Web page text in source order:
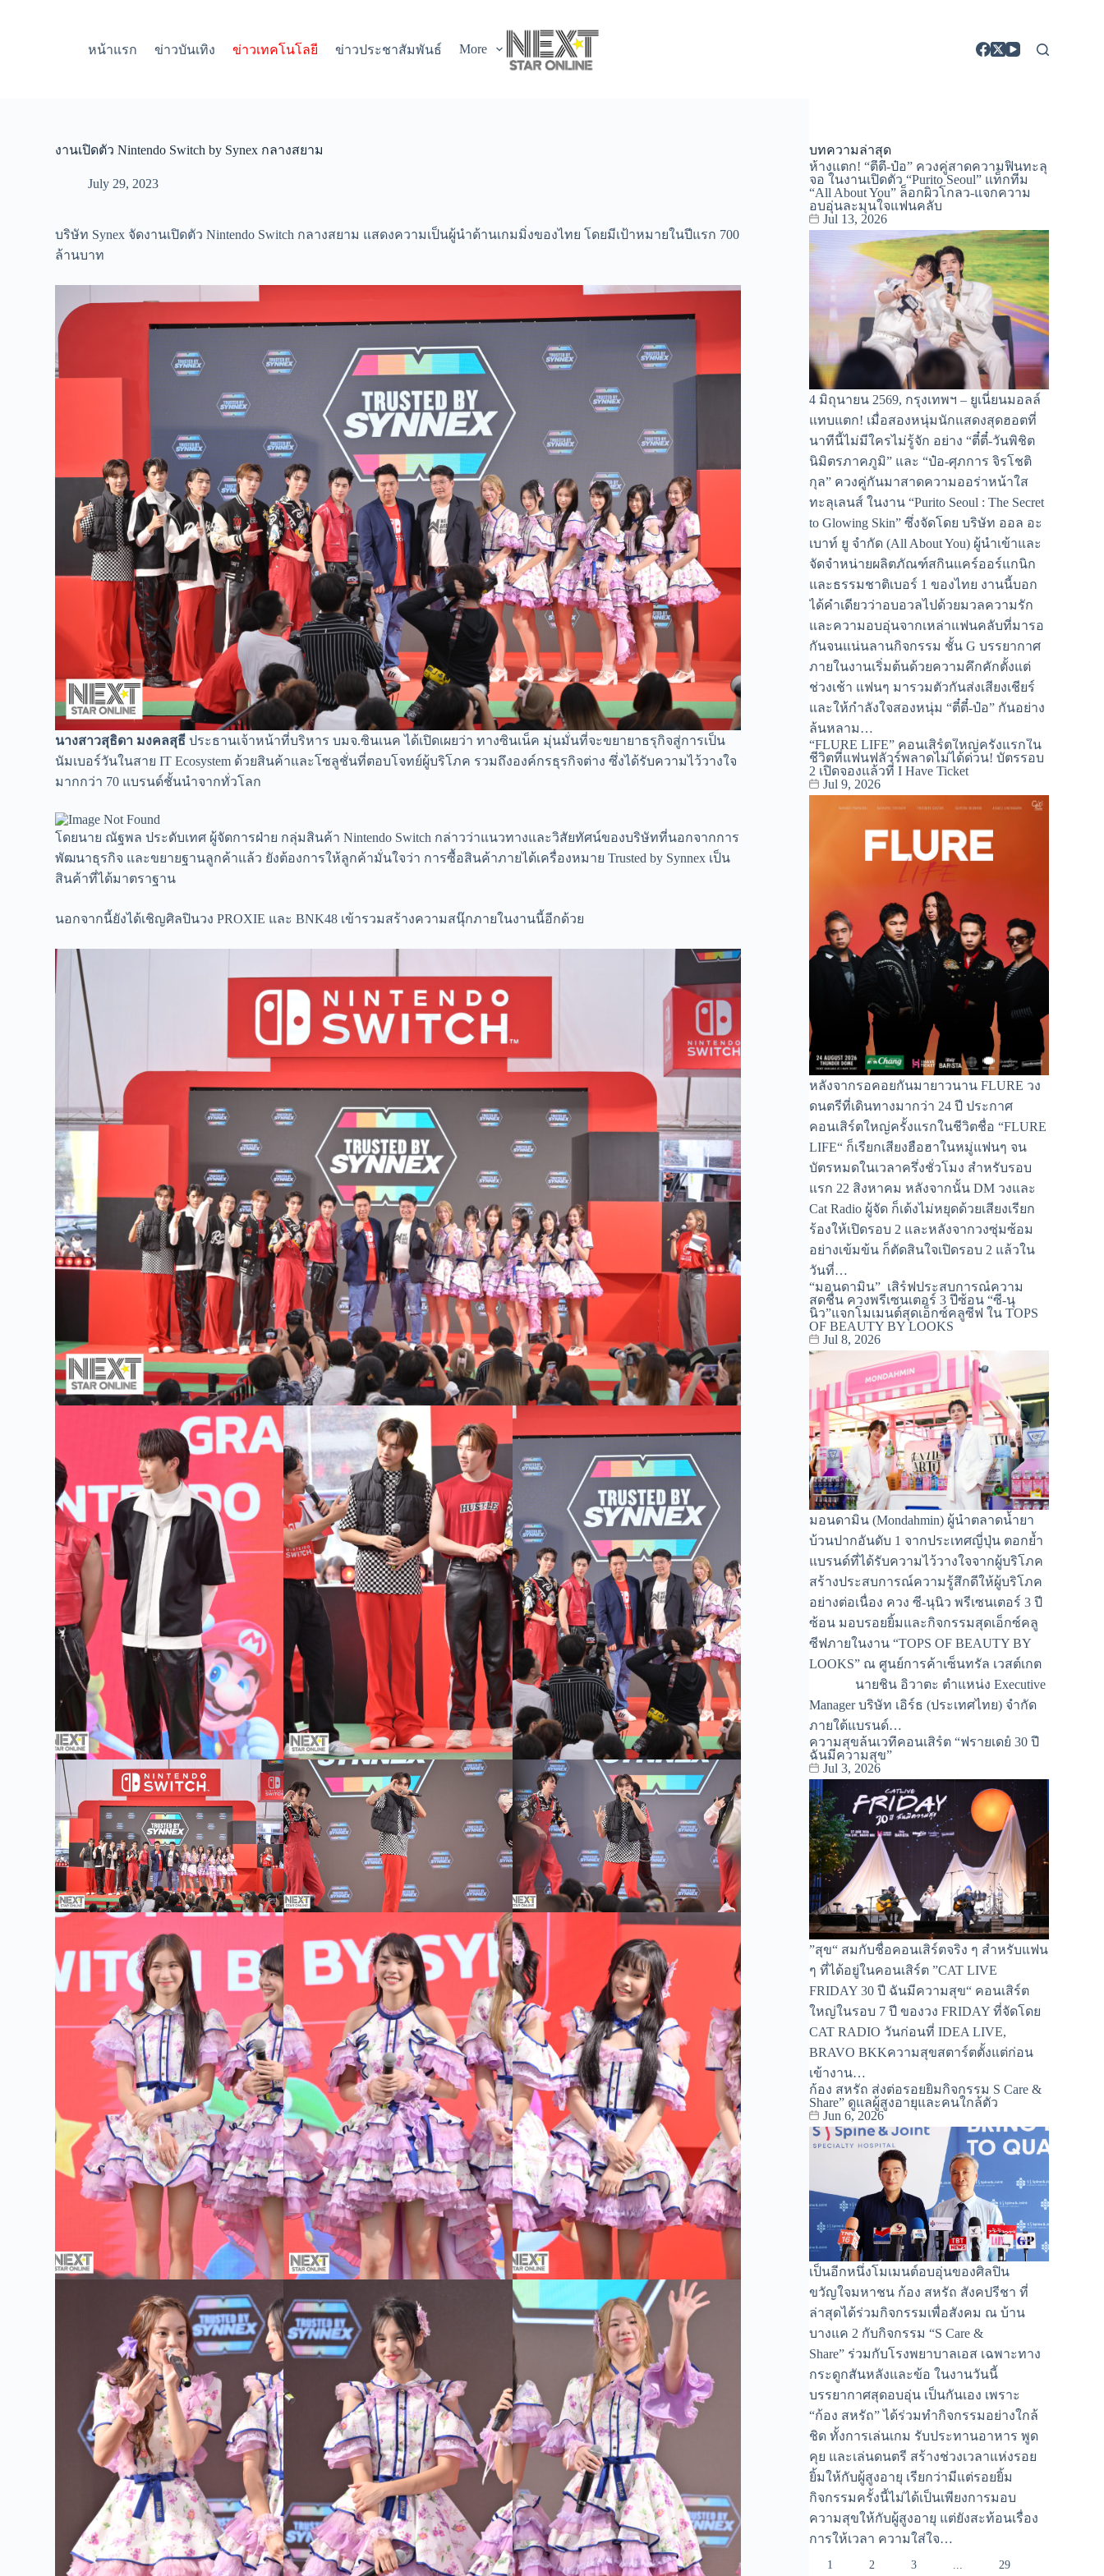
หน้าแรก ข่าวบันเทิง ข่าวเทคโนโลยี ข่าวประชาสัมพันธ์ More
งานเปิดตัว Nintendo Switch by Synex กลางสยาม
July 29, 2023
บริษัท Synex จัดงานเปิดตัว Nintendo Switch กลางสยาม แสดงความเป็นผู้นำด้านเกมมิ่งของไทย โดยมีเป้าหมายในปีแรก 700
ล้านบาท
นางสาวสุธิดา มงคลสุธีประธานเจ้าหน้าที่บริหาร บมจ.ซินเนค ได้เปิดเผยว่า ทางซินเน็ค มุ่นมั่นที่จะขยายาธรุกิจสู่การเป็น
นัมเบอร์วันในสาย IT Ecosystem ด้วยสินค้าและโซลูชั่นที่ตอบโจทย์ผู้บริโภค รวมถึงองค์กรธุรกิจต่าง ซึ่งได้รับความไว้วางใจ
มากกว่า 70 แบรนด์ชั้นนำจากทั่วโลก
โดยนาย ณัฐพล ประดับเทศ ผู้จัดการฝ่าย กลุ่มสินค้า Nintendo Switch กล่าวว่าแนวทางและวิสัยทัศน์ของบริษัทที่นอกจากการ
พัฒนาธุรกิจ และขยายฐานลูกค้าแล้ว ยังต้องการให้ลูกค้ามั่นใจว่า การซื้อสินค้าภายได้เครื่องหมาย Trusted by Synnex เป็น
สินค้าที่ได้มาตราฐาน
นอกจากนี้ยังได้เชิญศิลปินวง PROXIE และ BNK48 เข้ารวมสร้างความสนุ๊กภายในงานนี้อีกด้วย
บทความล่าสุด
ห้างแตก! “ตี๋ตี๋-ป๋อ” ควงคู่สาดความฟินทะลุ
จอ ในงานเปิดตัว “Purito Seoul” แท็กทีม
“All About You” ล็อกผิวโกลว-แจกความ
อบอุ่นละมุนใจแฟนคลับ
Jul 13, 2026
4 มิถุนายน 2569, กรุงเทพฯ – ยูเนี่ยนมอลล์
แทบแตก! เมื่อสองหนุ่มนักแสดงสุดฮอตที่
นาทีนี้ไม่มีใครไม่รู้จัก อย่าง “ตี๋ตี๋-วันพิชิต
นิมิตรภาคภูมิ” และ “ป๋อ-ศุภการ จิรโชติ
กุล” ควงคู่กันมาสาดความออร่าหน้าใส
ทะลุเลนส์ ในงาน “Purito Seoul : The Secret
to Glowing Skin” ซึ่งจัดโดย บริษัท ออล อะ
เบาท์ ยู จำกัด (All About You) ผู้นำเข้าและ
จัดจำหน่ายผลิตภัณฑ์สกินแคร์ออร์แกนิก
และธรรมชาติเบอร์ 1 ของไทย งานนี้บอก
ได้คำเดียวว่าอบอวลไปด้วยมวลความรัก
และความอบอุ่นจากเหล่าแฟนคลับที่มารอ
กันจนแน่นลานกิจกรรม ชั้น G บรรยากาศ
ภายในงานเริ่มต้นด้วยความคึกคักตั้งแต่
ช่วงเช้า แฟนๆ มารวมตัวกันส่งเสียงเชียร์
และให้กำลังใจสองหนุ่ม “ตี๋ตี๋-ป๋อ” กันอย่าง
ล้นหลาม…
“FLURE LIFE” คอนเสิร์ตใหญ่ครั้งแรกใน
ชีวิตที่แฟนฟลัวร์พลาดไม่ได้ด่วน! บัตรรอบ
2 เปิดจองแล้วที่ I Have Ticket
Jul 9, 2026
หลังจากรอคอยกันมายาวนาน FLURE วง
ดนตรีที่เดินทางมากว่า 24 ปี ประกาศ
คอนเสิร์ตใหญ่ครั้งแรกในชีวิตชื่อ “FLURE
LIFE“ ก็เรียกเสียงฮือฮาในหมู่แฟนๆ จน
บัตรหมดในเวลาครึ่งชั่วโมง สำหรับรอบ
แรก 22 สิงหาคม หลังจากนั้น DM วงและ
Cat Radio ผู้จัด ก็เด้งไม่หยุดด้วยเสียงเรียก
ร้องให้เปิดรอบ 2 และหลังจากวงซุ่มซ้อม
อย่างเข้มข้น ก็ตัดสินใจเปิดรอบ 2 แล้วใน
วันที่…
“มอนดามิน” เสิร์ฟประสบการณ์ความ
สดชื่น ควงพรีเซนเตอร์ 3 ปีซ้อน “ซี-นุ
นิว”แจกโมเมนต์สุดเอ็กซ์คลูซีฟ ใน TOPS
OF BEAUTY BY LOOKS
Jul 8, 2026
มอนดามิน (Mondahmin) ผู้นำตลาดน้ำยา
บ้วนปากอันดับ 1 จากประเทศญี่ปุ่น ตอกย้ำ
แบรนด์ที่ได้รับความไว้วางใจจากผู้บริโภค
สร้างประสบการณ์ความรู้สึกดีให้ผู้บริโภค
อย่างต่อเนื่อง ควง ซี-นุนิว พรีเซนเตอร์ 3 ปี
ซ้อน มอบรอยยิ้มและกิจกรรมสุดเอ็กซ์คลู
ซีฟภายในงาน “TOPS OF BEAUTY BY
LOOKS” ณ ศูนย์การค้าเซ็นทรัล เวสต์เกต
นายชิน อิวาตะ ตำแหน่ง Executive
Manager บริษัท เอิร์ธ (ประเทศไทย) จำกัด
ภายใต้แบรนด์…
ความสุขล้นเวทีคอนเสิร์ต “ฟรายเดย์ 30 ปี
ฉันมีความสุข”
Jul 3, 2026
”สุข“ สมกับชื่อคอนเสิร์ตจริง ๆ สำหรับแฟน
ๆ ที่ได้อยู่ในคอนเสิร์ต ”CAT LIVE
FRIDAY 30 ปี ฉันมีความสุข“ คอนเสิร์ต
ใหญ่ในรอบ 7 ปี ของวง FRIDAY ที่จัดโดย
CAT RADIO วันก่อนที่ IDEA LIVE,
BRAVO BKKความสุขสตาร์ตตั้งแต่ก่อน
เข้างาน…
ก้อง สหรัถ ส่งต่อรอยยิ้มกิจกรรม S Care &
Share” ดูแลผู้สูงอายุและคนใกล้ตัว
Jun 6, 2026
เป็นอีกหนึ่งโมเมนต์อบอุ่นของศิลปิน
ขวัญใจมหาชน ก้อง สหรัถ สังคปรีชา ที่
ล่าสุดได้ร่วมกิจกรรมเพื่อสังคม ณ บ้าน
บางแค 2 กับกิจกรรม “S Care &
Share” ร่วมกับโรงพยาบาลเอส เฉพาะทาง
กระดูกสันหลังและข้อ ในงานวันนี้
บรรยากาศสุดอบอุ่น เป็นกันเอง เพราะ
“ก้อง สหรัถ” ได้ร่วมทำกิจกรรมอย่างใกล้
ชิด ทั้งการเล่นเกม รับประทานอาหาร พูด
คุย และเล่นดนตรี สร้างช่วงเวลาแห่งรอย
ยิ้มให้กับผู้สูงอายุ เรียกว่ามีแต่รอยยิ้ม
กิจกรรมครั้งนี้ไม่ได้เป็นเพียงการมอบ
ความสุขให้กับผู้สูงอายุ แต่ยังสะท้อนเรื่อง
การให้เวลา ความใส่ใจ…
1 2 3 29